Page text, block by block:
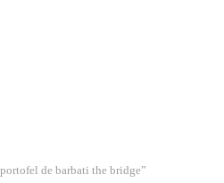
de barbati the bridge”